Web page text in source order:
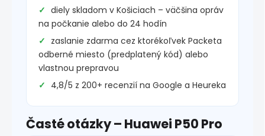
diely skladom v Košiciach – väčšina opráv
na počkanie alebo do 24 hodín
zaslanie zdarma cez ktorékoľvek Packeta
odberné miesto (predplatený kód) alebo
vlastnou prepravou
4,8/5 z 200+ recenzií na Google a Heureka
Časté otázky – Huawei P50 Pro